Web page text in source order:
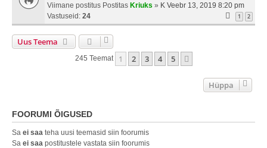
Viimane postitus Postitas Kriuks » K Veebr 13, 2019 8:20 pm
Vastuseid: 24 1 2
Uus Teema
245 Teemat 1 2 3 4 5
Hüppa
FOORUMI ÕIGUSED
Sa ei saa teha uusi teemasid siin foorumis
Sa ei saa postitustele vastata siin foorumis